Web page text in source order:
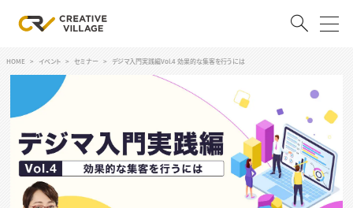
会員登録
RECRUIT
クリエイター求人を探す
HOME イベント セミナー デジマ入門実践編Vol.4 効果的な集客を行うには